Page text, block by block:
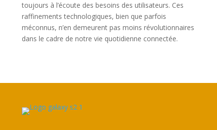
toujours à l’écoute des besoins des utilisateurs. Ces
raffinements technologiques, bien que parfois
méconnus, n’en demeurent pas moins révolutionnaires
dans le cadre de notre vie quotidienne connectée.